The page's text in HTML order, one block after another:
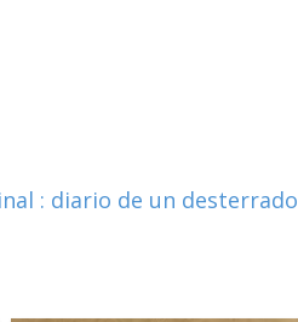
: diario de un desterrado